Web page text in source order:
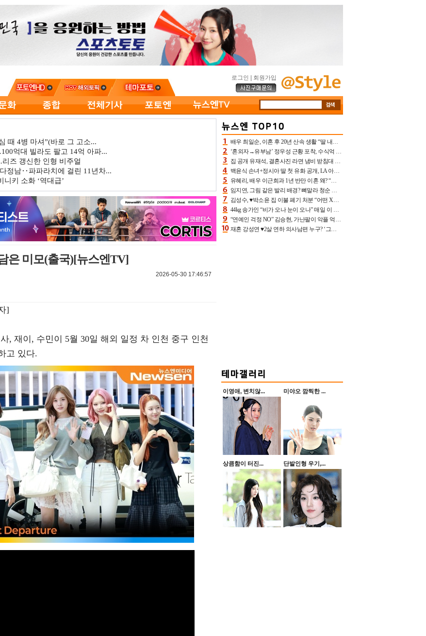
로그인 회원가입
때 4병 마셔”(바로 그 고소...
억대 빌라도 팔고 14억 아파...
즈 갱신한 인형 비주얼
정남‥파파라치에 걸린 11년차...
키 소화 ‘역대급’
은 미모(출국)[뉴스엔TV]
2026-05-30 17:46:57
]
, 재이, 수민이 5월 30일 해외 일정 차 인천 중구 인천
고 있다.
배우 최일순, 이혼 후 20년 산속 생활 “딸 내가 버렸다고 원망‥맘 아파”(특종)[어제TV]
‘혼외자→유부남’ 정우성 근황 포착, 수식억 해킹 피해 후배 만났다 “존경하는”
집 공개 유재석, 결혼사진 라면 냄비 받침대 되고 분노‥가족사진도 피해(놀뭐)[어제TV]
백윤식 손녀+정시아 딸 첫 유화 공개, LA 아트쇼→서울국제조각페스타 작가다운 수준급 실력
유혜리, 배우 이근희과 1년 반만 이혼 왜? “식칼 꽂고 의자 던져” 충격 폭로(특종)[어제TV]
임지연, 그림 같은 발리 배경? 뼈말라 청순 비키니 핏에 상대 안 되네
김성수, ♥박소윤 집 이불 폐기 처분 “어떤 X이랑 썼을지 몰라” 질투(신랑수업2)[어제TV]
44kg 송가인 “비가 오나 눈이 오나” 매일 이 운동, 허벅지 근육량 상승+체지방 감소
“연예인 걱정 NO” 김승현, 가난팔이 악플 억울할만‥아내+딸과 日 여행
재혼 강성연 ♥2살 연하 의사남편 누구? ‘그알’ 자문의에 훈남 비주얼 초엘리트 스펙 [종합]
이영애, 변치않... 미야오 깜찍한 ...
상큼함이 터진... 단발인형 우기,...